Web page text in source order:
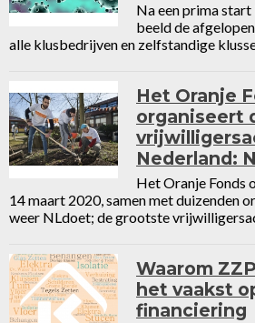
Na een prima
beeld de
alle klusbedrijven en zelfstandige
Het Oranje
organiseert
Nederland:
Het Oranje Fonds
14 maart 2020, samen met duizenden
weer NLdoet; de grootste
Waarom
het vaakst
financiering